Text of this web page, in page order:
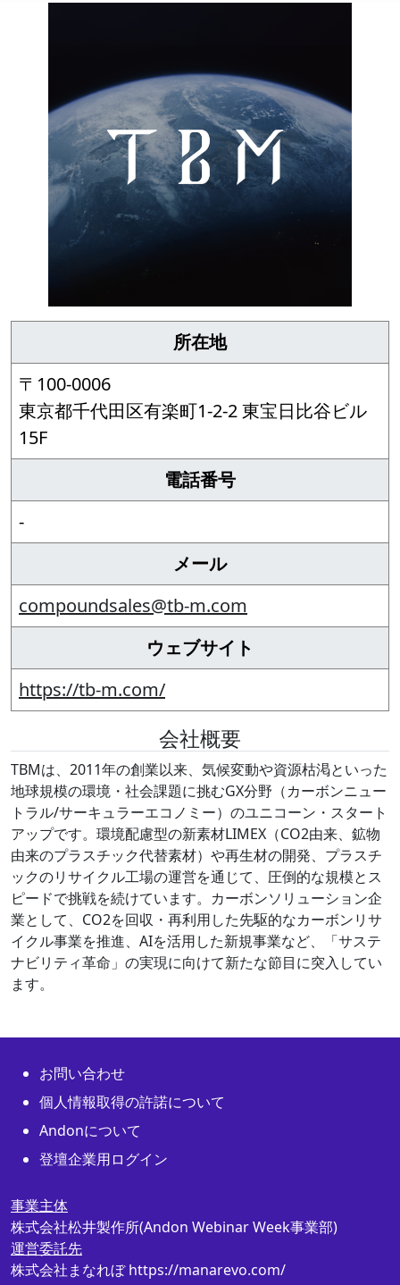
所在地
〒100-0006
東京都千代田区有楽町1-2-2 東宝日比谷ビル
15F
電話番号
-
メール
compoundsales@tb-m.com
ウェブサイト
https://tb-m.com/
会社概要
TBMは、2011年の創業以来、気候変動や資源枯渇といった
地球規模の環境・社会課題に挑むGX分野（カーボンニュー
トラル/サーキュラーエコノミー）のユニコーン・スタート
アップです。環境配慮型の新素材LIMEX（CO2由来、鉱物
由来のプラスチック代替素材）や再生材の開発、プラスチ
ックのリサイクル工場の運営を通じて、圧倒的な規模とス
ピードで挑戦を続けています。カーボンソリューション企
業として、CO2を回収・再利用した先駆的なカーボンリサ
イクル事業を推進、AIを活用した新規事業など、「サステ
ナビリティ革命」の実現に向けて新たな節目に突入してい
ます。
お問い合わせ
個人情報取得の許諾について
Andonについて
登壇企業用ログイン
事業主体
株式会社松井製作所(Andon Webinar Week事業部)
運営委託先
株式会社まなれぼ https://manarevo.com/